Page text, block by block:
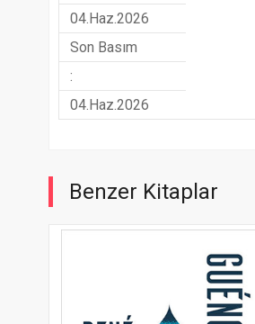
04.Haz.2026
Son Basım
:
04.Haz.2026
Benzer Kitaplar